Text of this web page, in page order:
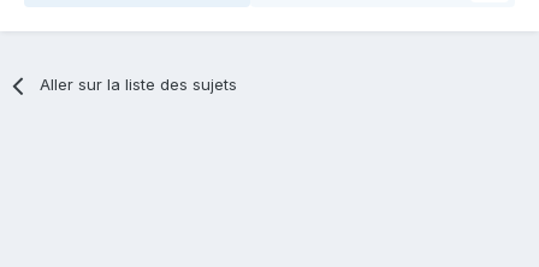
Aller sur la liste des sujets